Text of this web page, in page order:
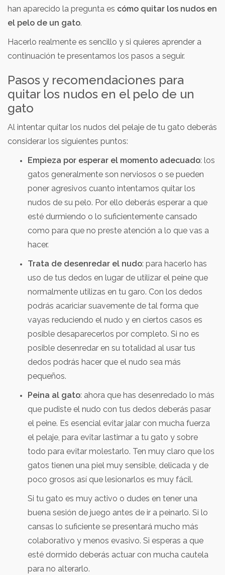
han aparecido la pregunta es cómo quitar los nudos en
el pelo de un gato.
Hacerlo realmente es sencillo y si quieres aprender a
continuación te presentamos los pasos a seguir.
Pasos y recomendaciones para
quitar los nudos en el pelo de un
gato
Al intentar quitar los nudos del pelaje de tu gato deberás
considerar los siguientes puntos:
Empieza por esperar el momento adecuado: los
gatos generalmente son nerviosos o se pueden
poner agresivos cuanto intentamos quitar los
nudos de su pelo. Por ello deberás esperar a que
esté durmiendo o lo suficientemente cansado
como para que no preste atención a lo que vas a
hacer.
Trata de desenredar el nudo: para hacerlo has
uso de tus dedos en lugar de utilizar el peine que
normalmente utilizas en tu garo. Con los dedos
podrás acariciar suavemente de tal forma que
vayas reduciendo el nudo y en ciertos casos es
posible desaparecerlos por completo. Si no es
posible desenredar en su totalidad al usar tus
dedos podrás hacer que el nudo sea más
pequeños.
Peina al gato: ahora que has desenredado lo más
que pudiste el nudo con tus dedos deberás pasar
el peine. Es esencial evitar jalar con mucha fuerza
el pelaje, para evitar lastimar a tu gato y sobre
todo para evitar molestarlo. Ten muy claro que los
gatos tienen una piel muy sensible, delicada y de
poco grosos así que lesionarlos es muy fácil.
Si tu gato es muy activo o dudes en tener una
buena sesión de juego antes de ir a peinarlo. Si lo
cansas lo suficiente se presentará mucho más
colaborativo y menos evasivo. Si esperas a que
esté dormido deberás actuar con mucha cautela
para no alterarlo.